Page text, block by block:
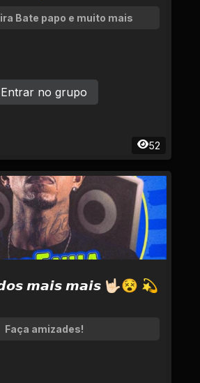
Bate papo e muito mais
52
Entrar no grupo
𝙢𝙖𝙞𝙨 𝙢𝙖𝙞𝙨 🤟🏻😵 💫
Faça amizades!